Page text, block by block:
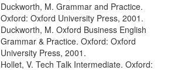
Duckworth, M. Grammar and Practice.
Oxford: Oxford University Press, 2001.
Duckworth, M. Oxford Business English
Grammar & Practice. Oxford: Oxford
University Press, 2001.
Hollet, V. Tech Talk Intermediate. Oxford: